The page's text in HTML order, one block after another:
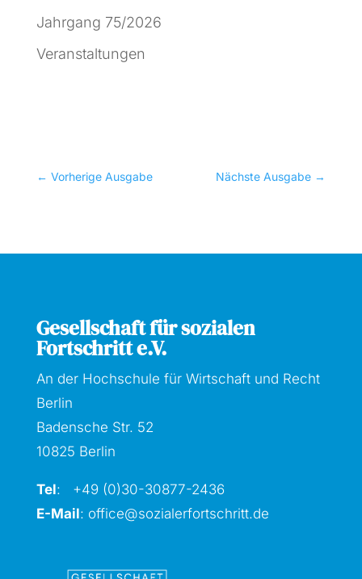
Jahrgang 75/2026
Veranstaltungen
← Vorherige Ausgabe Nächste Ausgabe →
Gesellschaft für sozialen
Fortschritt e.V.
An der Hochschule für Wirtschaft und Recht
Berlin
Badensche Str. 52
10825 Berlin
Tel: +49 (0)30-30877-2436
E-Mail: office@sozialerfortschritt.de